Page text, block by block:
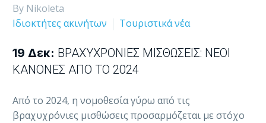
By Nikoleta
Ιδιοκτήτες ακινήτων
Τουριστικά νέα
19 Δεκ: ΒΡΑΧΥΧΡΌΝΙΕΣ ΜΙΣΘΏΣΕΙΣ: ΝΈΟΙ
ΚΑΝΌΝΕΣ ΑΠΌ ΤΟ 2024
Από το 2024, η νομοθεσία γύρω από τις
βραχυχρόνιες μισθώσεις προσαρμόζεται με στόχο